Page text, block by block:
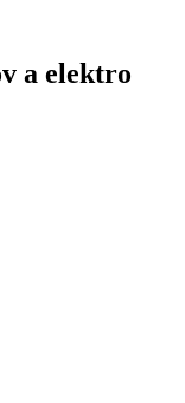
a elektro